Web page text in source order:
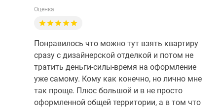
Оценка
Понравилось что можно тут взять квартиру
сразу с дизайнерской отделкой и потом не
тратить деньги-силы-время на оформление
уже самому. Кому как конечно, но лично мне
так проще. Плюс большой и в не просто
оформленной общей территории, а в том что